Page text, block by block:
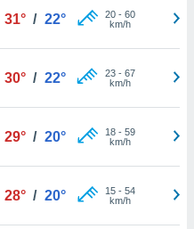
31° / 22° 20- 60
km/h
30° / 22° 23- 67
km/h
29° / 20° 18- 59
km/h
28° / 20° 15- 54
km/h